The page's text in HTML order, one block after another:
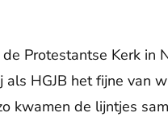
Protestantse Kerk in
HGJB het fijne van
kwamen de lijntjes